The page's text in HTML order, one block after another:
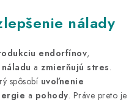
nálady
endorfínov,
a zmierňujú stres.
spôsobí uvoľnenie
a pohody. Práve preto je